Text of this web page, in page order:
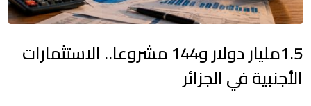
1.5مليار دولار و144 مشروعا.. الاستثمارات
الأجنبية في الجزائر